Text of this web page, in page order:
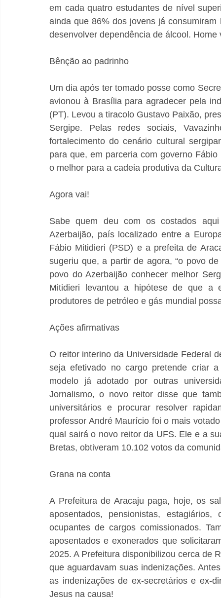
em cada quatro estudantes de nível
ainda que 86% dos jovens já
desenvolver dependência de álcool. Home
Bênção ao padrinho
Um dia após ter tomado posse como
avionou à Brasília para agradecer pela
(PT). Levou a tiracolo Gustavo Paixão,
Sergipe. Pelas redes sociais,
fortalecimento do cenário cultural
para que, em parceria com governo
o melhor para a cadeia produtiva da
Agora vai!
Sabe quem deu com os costados
Azerbaijão, país localizado entre a
Fábio Mitidieri (PSD) e a prefeita de
sugeriu que, a partir de agora, “o povo
povo do Azerbaijão conhecer melhor
Mitidieri levantou a hipótese de que a
produtores de petróleo e gás mundial
Ações afirmativas
O reitor interino da Universidade Federal
seja efetivado no cargo pretende criar
modelo já adotado por outras
Jornalismo, o novo reitor disse que
universitários e procurar resolver
professor André Maurício foi o mais
qual sairá o novo reitor da UFS. Ele e a
Bretas, obtiveram 10.102 votos da
Grana na conta
A Prefeitura de Aracaju paga, hoje, os
aposentados, pensionistas,
ocupantes de cargos comissionados.
aposentados e exonerados que
2025. A Prefeitura disponibilizou cerca de
que aguardavam suas indenizações.
as indenizações de ex-secretários e ex-
Jesus na causa!